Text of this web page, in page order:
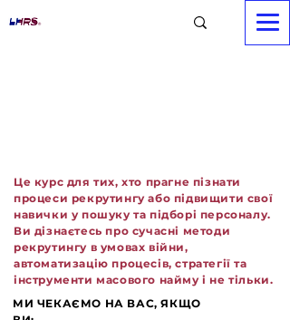
Це курс для тих, хто прагне пізнати
процеси рекрутингу або підвищити свої
навички у пошуку та підборі персоналу.
Ви дізнаєтесь про сучасні методи
рекрутингу в умовах війни,
автоматизацію процесів, стратегії та
інструменти масового найму і не тільки.
МИ ЧЕКАЄМО НА ВАС, ЯКЩО